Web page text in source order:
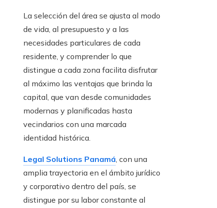
La selección del área se ajusta al modo
de vida, al presupuesto y a las
necesidades particulares de cada
residente, y comprender lo que
distingue a cada zona facilita disfrutar
al máximo las ventajas que brinda la
capital, que van desde comunidades
modernas y planificadas hasta
vecindarios con una marcada
identidad histórica.
Legal Solutions Panamá, con una
amplia trayectoria en el ámbito jurídico
y corporativo dentro del país, se
distingue por su labor constante al